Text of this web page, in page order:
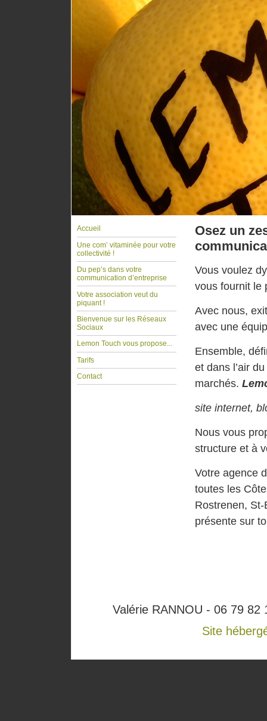
Osez un
Vous voulez
vous fournit le
Avec nous,
avec une
Ensemble,
et dans l’air
marchés.
site internet,
Nous vous
structure et à
Votre agence
toutes les
Rostrenen,
présente sur
Accueil
Une com’ vitaminée pour votre
collectivité !
Du pep’s dans votre
communication d’entreprise
Votre association veut du
piquant !
Bienvenue sur les Réseaux
Sociaux
Lemon Touch vous propose...
Tarifs
Contact
Valérie RANNOU - 06 79
Site